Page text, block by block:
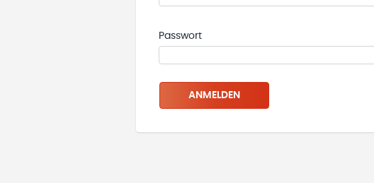
Passwort
ANMELDEN